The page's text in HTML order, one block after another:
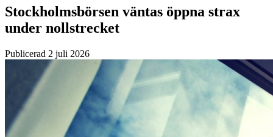
Stockholmsbörsen väntas öppna strax
under nollstrecket
Publicerad 2 juli 2026